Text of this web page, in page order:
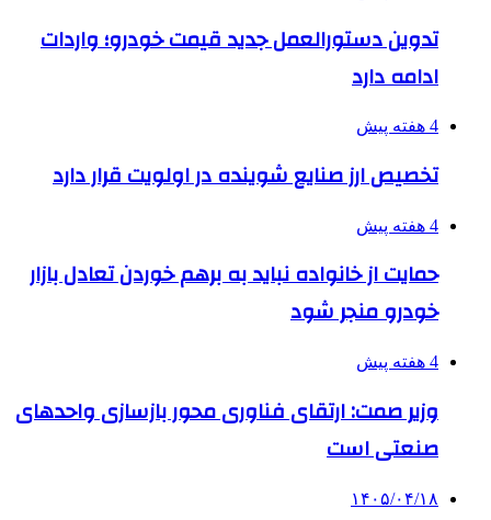
تدوین دستورالعمل جدید قیمت خودرو؛ واردات
ادامه دارد
4 هفته پیش
تخصیص ارز صنایع شوینده در اولویت قرار دارد
4 هفته پیش
حمایت از خانواده نباید به برهم خوردن تعادل بازار
خودرو منجر شود
4 هفته پیش
وزیر صمت: ارتقای فناوری محور بازسازی واحدهای
صنعتی است
۱۴۰۵/۰۴/۱۸